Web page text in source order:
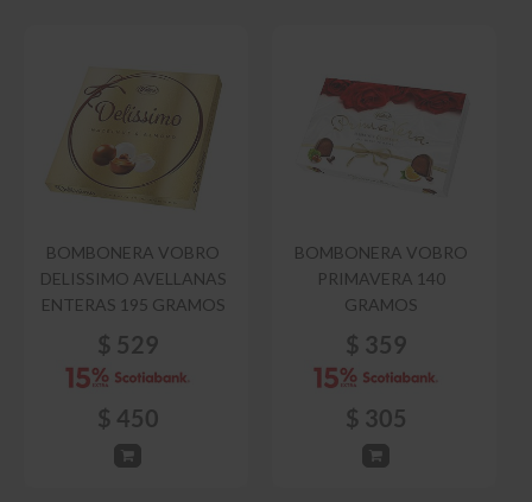
BOMBONERA VOBRO
DELISSIMO AVELLANAS
ENTERAS 195 GRAMOS
$ 529
$ 450
BOMBONERA VOBRO
PRIMAVERA 140
GRAMOS
$ 359
$ 305